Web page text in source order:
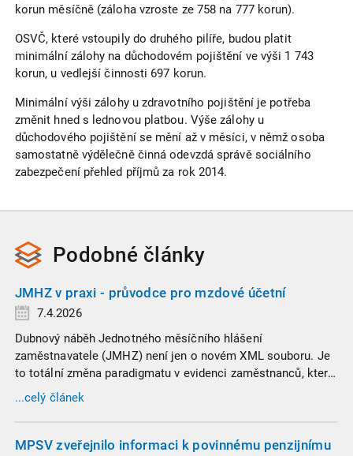
korun měsíčně (záloha vzroste ze 758 na 777 korun).
OSVČ, které vstoupily do druhého pilíře, budou platit
minimální zálohy na důchodovém pojištění ve výši 1 743
korun, u vedlejší činnosti 697 korun.
Minimální výši zálohy u zdravotního pojištění je potřeba
změnit hned s lednovou platbou. Výše zálohy u
důchodového pojištění se mění až v měsíci, v němž osoba
samostatně výdělečně činná odevzdá správě sociálního
zabezpečení přehled příjmů za rok 2014.
Podobné články
JMHZ v praxi - průvodce pro mzdové účetní
7.4.2026
Dubnový náběh Jednotného měsíčního hlášení
zaměstnavatele (JMHZ) není jen o novém XML souboru. Je
to totální změna paradigmatu v evidenci zaměstnanců, která
propojuje sociální správu, finanční úřady a úřady práce do
jednoho nekompromisního celku
...celý článek
MPSV zveřejnilo informaci k povinnému penzijnímu